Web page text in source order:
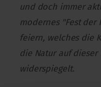
und doch immer
modernes "Fest der
feiern, welches die
die Natur auf
widerspiegelt.